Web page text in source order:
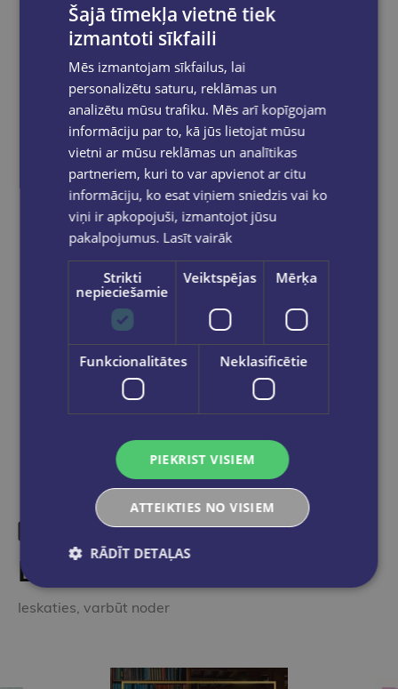
pasūtījumam.
Reģistrējies un saņem 10% atlaidi pilnas
cenas precēm.
Pasūtījumu apstrāde notiek darba dienās.
Apmaksātie pasūtījumi tiekapstrādāti un
izsūtīti 2-5 darba dienu laikā.
Bezmaksas piegādeuz OMNIVA
pakomātiem Latvijā
pasūtījumiem no €40.00.
Bezmaksas piegāde jebkurā GLOBUSS
grāmatnīcā 1-5 darba dienu laikā, kad
e-pastu un/ vai SMS.
Dalies sociālajos tīklos:
Līdzīgas preces
Ieskaties, varbūt noder
Šajā tīmekļa vietnē tiek
izmantoti sīkfaili
Mēs izmantojam sīkfailus, lai
personalizētu saturu, reklāmas un
analizētu mūsu trafiku. Mēs arī kopīgojam
informāciju par to, kā jūs lietojat mūsu
vietni ar mūsu reklāmas un analītikas
partneriem, kuri to var apvienot ar citu
informāciju, ko esat viņiem sniedzis vai ko
viņi ir apkopojuši, izmantojot jūsu
pakalpojumus. Lasīt vairāk
Strikti
nepieciešamie
Veiktspējas Mērķa
Funkcionalitātes Neklasificētie
PIEKRIST VISIEM
ATTEIKTIES NO VISIEM
RĀDĪT DETAĻAS